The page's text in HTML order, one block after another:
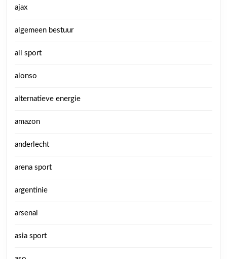
ajax
algemeen bestuur
all sport
alonso
alternatieve energie
amazon
anderlecht
arena sport
argentinie
arsenal
asia sport